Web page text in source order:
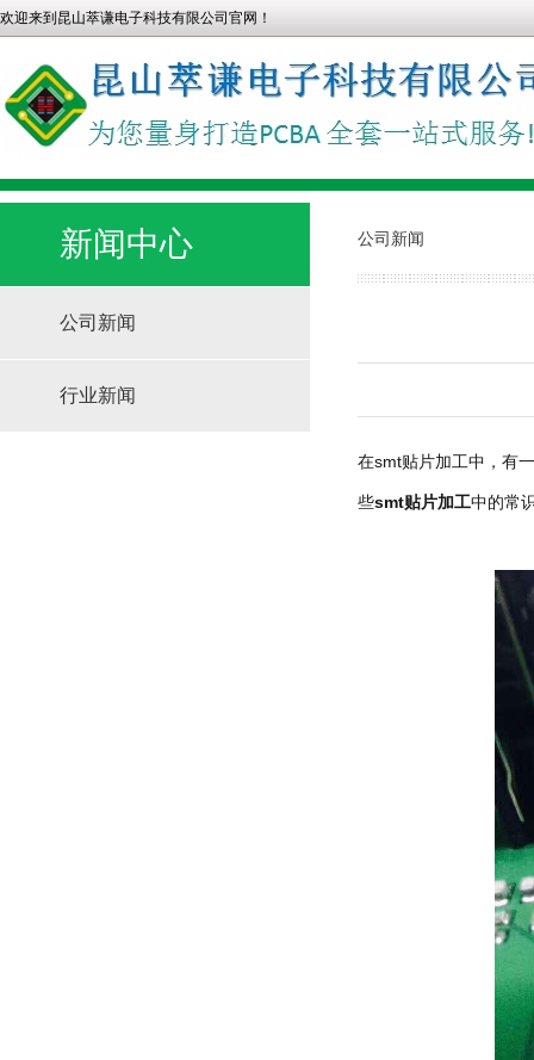
欢迎来到昆山萃谦电子科技有限公司官网！
新闻中心
公司新闻
行业新闻
公司新闻
在smt贴片加工中，有
些smt贴片加工中的常